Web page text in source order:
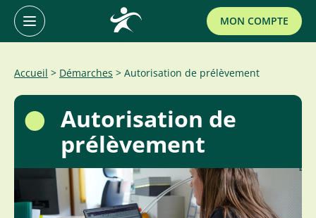
Accéder
contenu
Primary
Menu
MON COMPTE
Accueil > Démarches > Autorisation de prélèvement
Autorisation de
prélèvement